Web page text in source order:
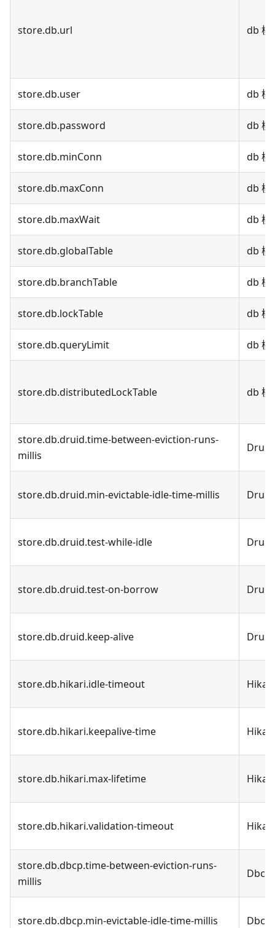
store.db.url db 模
store.db.user db 模
store.db.password db 模
store.db.minConn db 模
store.db.maxConn db 模
store.db.maxWait db 模
store.db.globalTable db 模
store.db.branchTable db 模
store.db.lockTable db 模
store.db.queryLimit db 模
store.db.distributedLockTable db 模
store.db.druid.time-between-eviction-runs-
millis
store.db.druid.min-evictable-idle-time-millis Druid
store.db.druid.test-while-idle Druid
store.db.druid.test-on-borrow
store.db.druid.keep-alive Druid
store.db.hikari.idle-timeout
store.db.hikari.keepalive-time
store.db.hikari.max-lifetime
store.db.hikari.validation-timeout
store.db.dbcp.time-between-eviction-runs-
millis
Dbcp
store.db.dbcp.min-evictable-idle-time-millis Dbcp